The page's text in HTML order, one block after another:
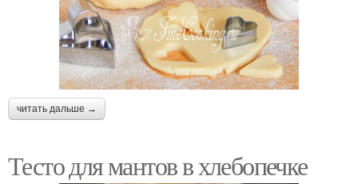
читать дальше →
Тесто для мантов в хлебопечке